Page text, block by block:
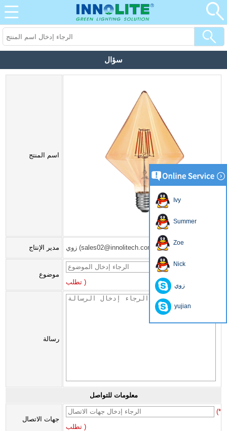
سؤال
اسم المنتج
مدير الإنتاج زوي (sales02@innolitech.com)
موضوع
تطلب )
رسالة
معلومات للتواصل
جهات الاتصال
(*
تطلب )
Ivy
Summer
Zoe
Nick
زوي
yujian